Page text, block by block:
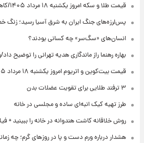
قیمت طلا و سکه امروز یکشنبه ۱۸ مرداد ۱۴۰۵/کاهش قیمت طلا و سکه
پس‌لرزه‌های جنگ ایران به شرق آسیا رسید؛ زنگ
انسان‌های «سگ‌سر» چه کسانی بودند؟
بهاره رهنما راز ماندگاری هدیه تهرانی را توضیح
قیمت بیت‌کوین و اتریوم امروز یکشنبه ۱۸ مرداد ۱۴۰۵
۳ ترفند طلایی برای تقویت عضلات بدن
طرز تهیه کیک انبه‌ای ساده و مجلسی در خانه
روش خلاقانه کاشت هندوانه در خانه را ببینید +
هشدار درباره ورم دست و پا در روزهای گرم؛ چه